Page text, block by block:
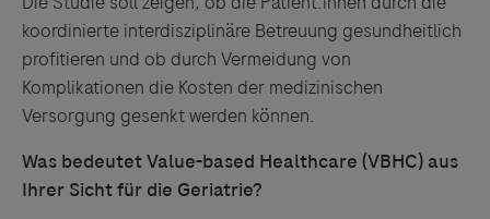
koordinierte interdisziplinäre Betreuung gesundheitlich
profitieren und ob durch Vermeidung von
Komplikationen die Kosten der medizinischen
Versorgung gesenkt werden können.
Was bedeutet Value-based Healthcare (VBHC) aus
Ihrer Sicht für die Geriatrie?